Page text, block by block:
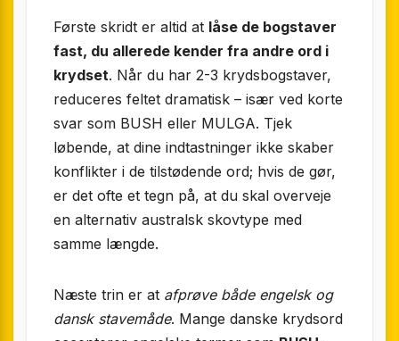
Første skridt er altid at låse de bogstaver
fast, du allerede kender fra andre ord i
krydset. Når du har 2-3 krydsbogstaver,
reduceres feltet dramatisk – især ved korte
svar som BUSH eller MULGA. Tjek
løbende, at dine indtastninger ikke skaber
konflikter i de tilstødende ord; hvis de gør,
er det ofte et tegn på, at du skal overveje
en alternativ australsk skovtype med
samme længde.
Næste trin er at afprøve både engelsk og
dansk stavemåde. Mange danske krydsord